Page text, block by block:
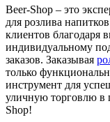
Beer-Shop – это
для розлива
клиентов благодаря
индивидуальному
заказов. Заказывая
только
инструмент для
уличную торговлю в
Shop!